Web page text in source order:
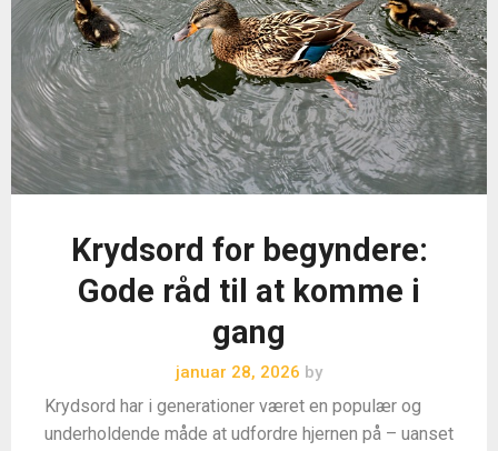
Krydsord for begyndere:
Gode råd til at komme i
gang
januar 28, 2026 by
Krydsord har i generationer været en populær og
underholdende måde at udfordre hjernen på – uanset